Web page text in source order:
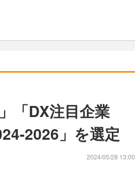
「DX注目企業
2026」を選定
2024/05/28 13:00